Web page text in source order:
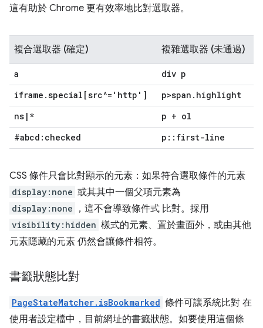
這有助於 Chrome 更有效率地比對選取器。
複合選取器 (確定) 複雜選取器 (未通過)
a
div p
iframe .special[src^='http'] p>span . highlight
ns | *
p + ol
#abcd:checked
p :: first-line
CSS 條件只會比對顯示的元素：如果符合選取條件的元素
display:none 或其其中一個父項元素為
display:none ，這不會導致條件式 比對。採用
visibility:hidden 樣式的元素、置於畫面外，或由其他
元素隱藏的元素 仍然會讓條件相符。
書籤狀態比對
PageStateMatcher.isBookmarked 條件可讓系統比對 在
使用者設定檔中，目前網址的書籤狀態。如要使用這個條